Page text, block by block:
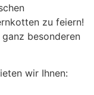
zu feiern!
besonderen
wir Ihnen: